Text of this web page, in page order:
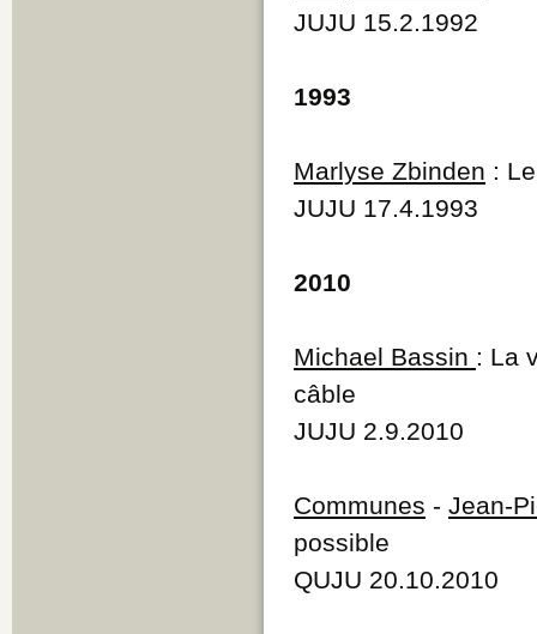
JUJU 15.2.1992
1993
Marlyse Zbinden :
JUJU 17.4.1993
2010
Michael Bassin : La
câble
JUJU 2.9.2010
Communes - Jean-
possible
QUJU 20.10.2010